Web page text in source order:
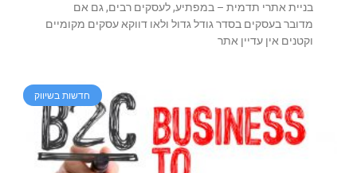
בניית אתרי תדמית – במפתיע, לעסקים רבים, גם אם
מדובר בעסקים בסדר גודל גדול ולאו דווקא עסקים מקומיים
וקטנים אין עדיין אתר
חדשות בשיווק